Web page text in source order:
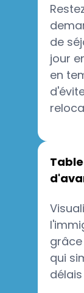
de
jour
en
grâce
qui